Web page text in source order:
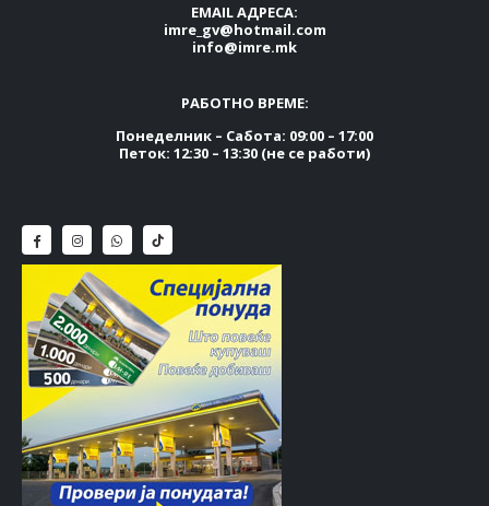
EMAIL АДРЕСА:
imre_gv@hotmail.com
info@imre.mk
РАБОТНО ВРЕМЕ:
Понеделник – Сабота: 09:00 – 17:00
Петок: 12:30 – 13:30 (не се работи)